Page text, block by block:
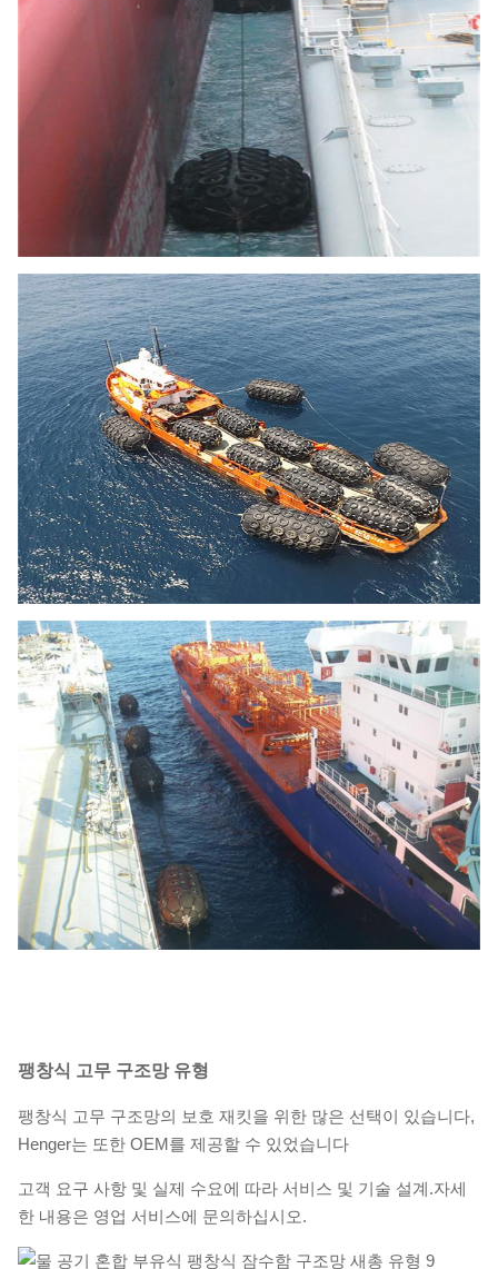
팽창식 고무 구조망 유형
팽창식 고무 구조망의 보호 재킷을 위한 많은 선택이 있습니다,
Henger는 또한 OEM를 제공할 수 있었습니다
고객 요구 사항 및 실제 수요에 따라 서비스 및 기술 설계.자세
한 내용은 영업 서비스에 문의하십시오.